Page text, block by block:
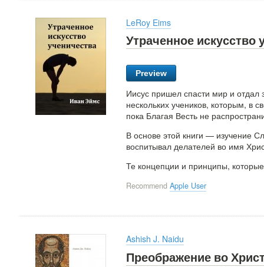
LeRoy Eims
Утраченное искусство
Preview
Иисус пришел спасти мир и отдал
нескольких учеников, которым, в
пока Благая Весть не
В основе этой книги — изучение
воспитывал делателей во имя
Те концепции и принципы,
Recommend Apple User
Ashish J. Naidu
Преображение во